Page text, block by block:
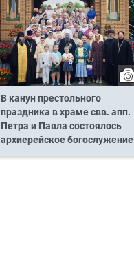
В канун престольного
праздника в храме свв. апп.
Петра и Павла состоялось
архиерейское богослужение